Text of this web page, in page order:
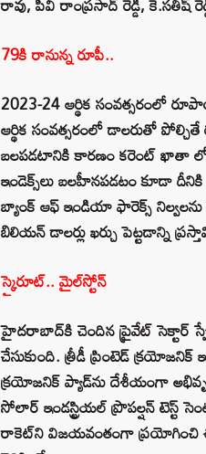
79కి రానున్న రూపీ..
2023-24 ఆర్థిక సంవత్సరంలో
ఆర్థిక సంవత్సరంలో డాలరుతో
బలపడటానికి కారణం కరెంట్‌ ఖాతా
ఇండెక్స్‌లు బలహీనపడటం కూడా
బ్యాంక్‌ ఆఫ్‌ ఇండియా ఫారెక్స్‌
బిలియన్‌ డాలర్లు ఖర్చు పెట్టడాన్ని
స్కైరూట్‌.. మైల్‌స్టోన్‌
హైదరాబాద్‌కి చెందిన ప్రైవేట్‌ సెక్టార్‌
చేసుకుంది. త్రీడీ ప్రింటెడ్‌
క్రయోజనిక్‌ ప్యాడ్‌ను దేశీయంగా
సోలార్‌ ఇండస్ట్రియల్‌ ప్రొపల్షన్‌ టెస్ట్‌
రాకెట్‌ని విజయవంతంగా ప్రయోగించి